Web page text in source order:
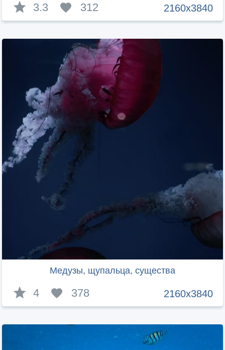
2160x3840
3.3 312
Медузы, щупальца, существа
2160x3840
4 378